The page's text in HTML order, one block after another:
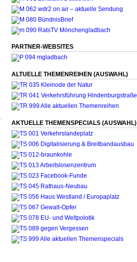
PARTNER-WEBSITES
ALTUELLE THEMENREIHEN (AUSWAHL)
AKTUELLE THEMENSPECIALS (AUSWAHL)